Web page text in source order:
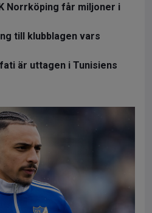
Norrköping får miljoner i
till klubblagen vars
är uttagen i Tunisiens